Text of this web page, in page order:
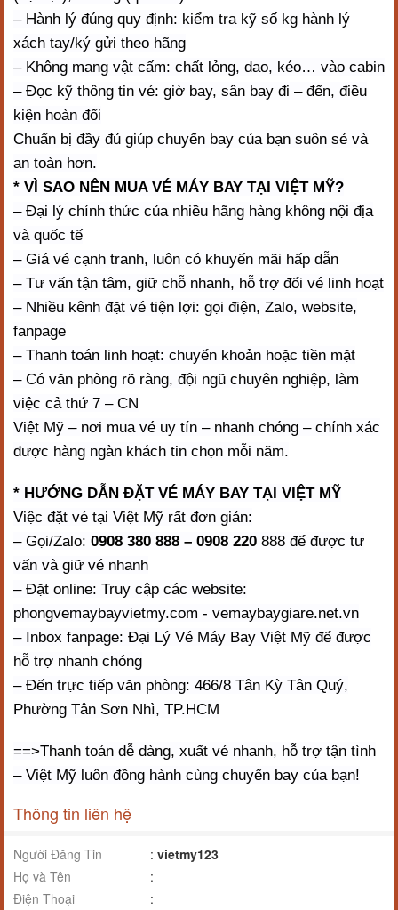
– Hành lý đúng quy định: kiểm tra kỹ số kg hành lý
xách tay/ký gửi theo hãng
– Không mang vật cấm: chất lỏng, dao, kéo… vào cabin
– Đọc kỹ thông tin vé: giờ bay, sân bay đi – đến, điều
kiện hoàn đổi
Chuẩn bị đầy đủ giúp chuyến bay của bạn suôn sẻ và
an toàn hơn.
* VÌ SAO NÊN MUA VÉ MÁY BAY TẠI VIỆT MỸ?
– Đại lý chính thức của nhiều hãng hàng không nội địa
và quốc tế
– Giá vé cạnh tranh, luôn có khuyến mãi hấp dẫn
– Tư vấn tận tâm, giữ chỗ nhanh, hỗ trợ đổi vé linh hoạt
– Nhiều kênh đặt vé tiện lợi: gọi điện, Zalo, website,
fanpage
– Thanh toán linh hoạt: chuyển khoản hoặc tiền mặt
– Có văn phòng rõ ràng, đội ngũ chuyên nghiệp, làm
việc cả thứ 7 – CN
Việt Mỹ – nơi mua vé uy tín – nhanh chóng – chính xác
được hàng ngàn khách tin chọn mỗi năm.
* HƯỚNG DẪN ĐẶT VÉ MÁY BAY TẠI VIỆT MỸ
Việc đặt vé tại Việt Mỹ rất đơn giản:
– Gọi/Zalo: 0908 380 888 – 0908 220 888 để được tư
vấn và giữ vé nhanh
– Đặt online: Truy cập các website:
phongvemaybayvietmy.com - vemaybaygiare.net.vn
– Inbox fanpage: Đại Lý Vé Máy Bay Việt Mỹ để được
hỗ trợ nhanh chóng
– Đến trực tiếp văn phòng: 466/8 Tân Kỳ Tân Quý,
Phường Tân Sơn Nhì, TP.HCM
==>Thanh toán dễ dàng, xuất vé nhanh, hỗ trợ tận tình
– Việt Mỹ luôn đồng hành cùng chuyến bay của bạn!
Thông tin liên hệ
Người Đăng Tin : vietmy123
Họ và Tên
:
Điện Thoại
: